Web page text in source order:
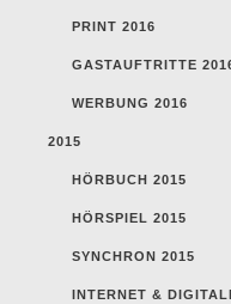
PRINT 2016
GASTAUFTRITTE
WERBUNG 2016
2015
HÖRBUCH 2015
HÖRSPIEL 2015
SYNCHRON 2015
INTERNET &